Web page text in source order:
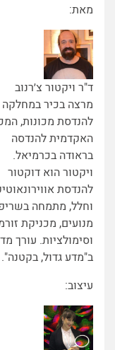
מאת:
ד"ר ויקטור צ׳רנוב
מרצה בכיר במחלקה
להנדסת מכונות,
האקדמית להנדסה
בראודה בכרמיאל.
ויקטור הוא דוקטור
להנדסת
וחלל, מתמחה
מנועים, מכניקת
וסימולציות. עורך
ב"מדע גדול, בקטנה".
עיצוב: